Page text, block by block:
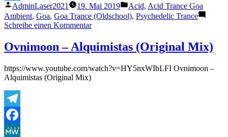
Teilen
Veröffentlicht
von
AdminLaser2021 19. Mai 2019
Veröffentlicht
unter
Acid, Acid Trance Goa
Ambient, Goa, Goa Trance (Oldschool), Psychedelic Trance
Schreibe einen Kommentarzu
&
Etnica
Different
Ovnimoon – Alquimistas (Original Mix)
https://www.youtube.com/watch?v=HY5nxWIbLFI Ovnimoon –
Alquimistas (Original Mix)
Telegram
Facebook